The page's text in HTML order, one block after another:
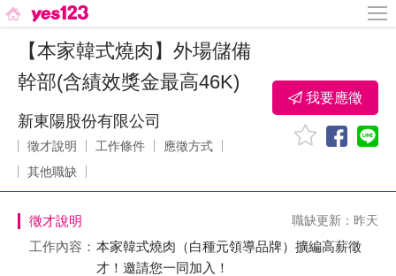
【本家韓式燒肉】外場儲備
幹部(含績效獎金最高46K)
新東陽股份有限公司
徵才說明 工作條件
應徵方式
其他職缺
我要應徵
徵才說明 職缺更新：昨天
工作內容： 本家韓式燒肉（白種元領導品牌）擴編高薪徵
才！邀請您一同加入！